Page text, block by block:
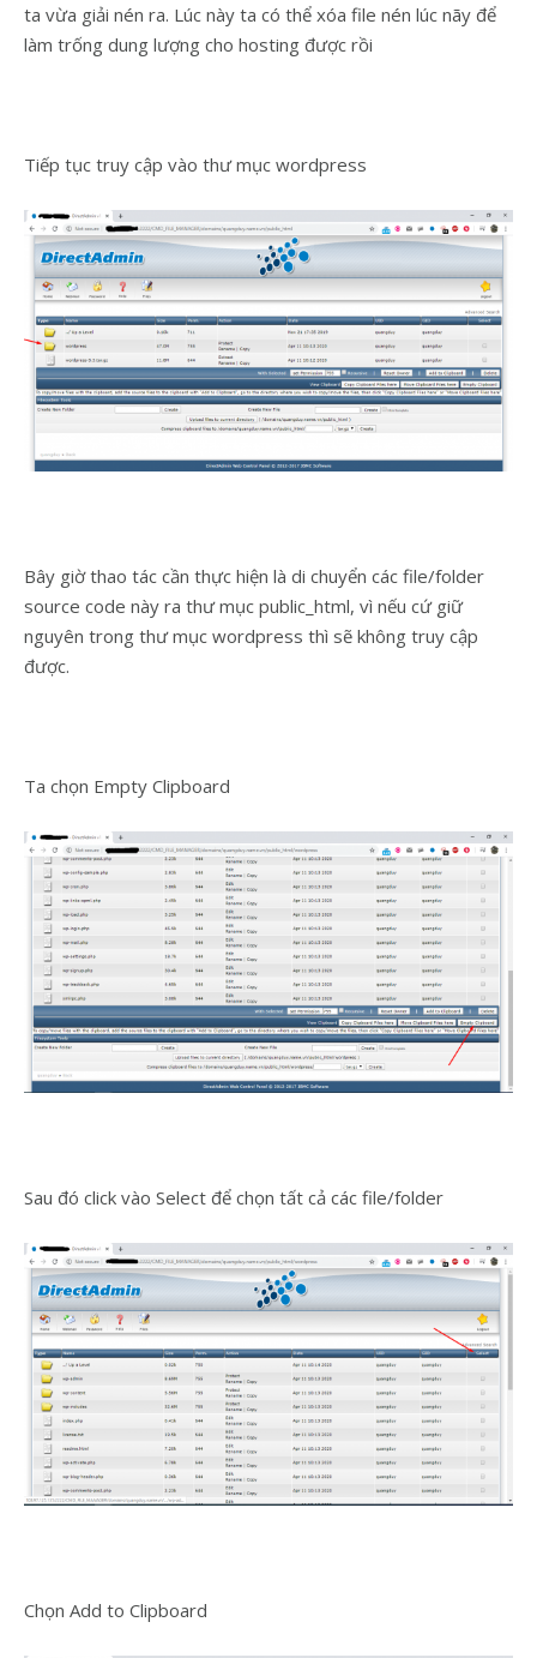
ta vừa giải nén ra. Lúc này ta có thể xóa file nén lúc nãy để
làm trống dung lượng cho hosting được rồi
Tiếp tục truy cập vào thư mục wordpress
Bây giờ thao tác cần thực hiện là di chuyển các file/folder
source code này ra thư mục public_html, vì nếu cứ giữ
nguyên trong thư mục wordpress thì sẽ không truy cập
được.
Ta chọn Empty Clipboard
Sau đó click vào Select để chọn tất cả các file/folder
Chọn Add to Clipboard